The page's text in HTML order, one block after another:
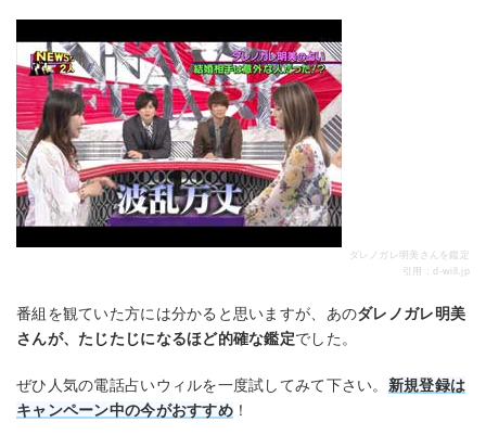
ダレノガレ明美さんを鑑定
引用 : d-will.jp
番組を観ていた方には分かると思いますが、あのダレノガレ明美
さんが、たじたじになるほど的確な鑑定でした。
ぜひ人気の電話占いウィルを一度試してみて下さい。 新規登録は
キャンペーン中の今がおすすめ！